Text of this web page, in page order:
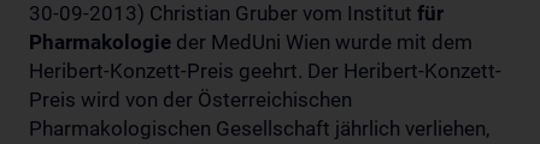
30-09-2013) Christian Gruber vom Institut für
Pharmakologie der MedUni Wien wurde mit dem
Heribert-Konzett-Preis geehrt. Der Heribert-Konzett-
Preis wird von der Österreichischen
Pharmakologischen Gesellschaft jährlich verliehen,